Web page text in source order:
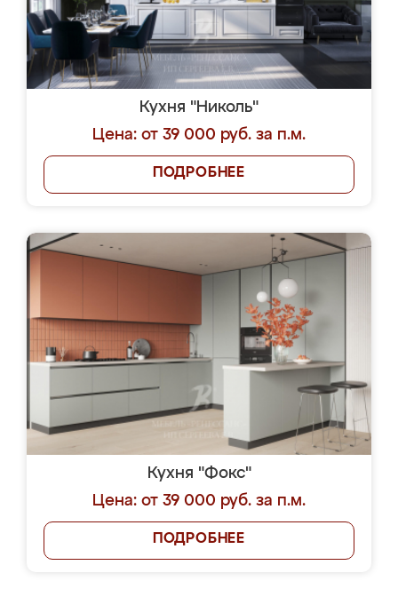
Кухня "Николь"
Цена: от 39 000 руб. за п.м.
ПОДРОБНЕЕ
Кухня "Фокс"
Цена: от 39 000 руб. за п.м.
ПОДРОБНЕЕ